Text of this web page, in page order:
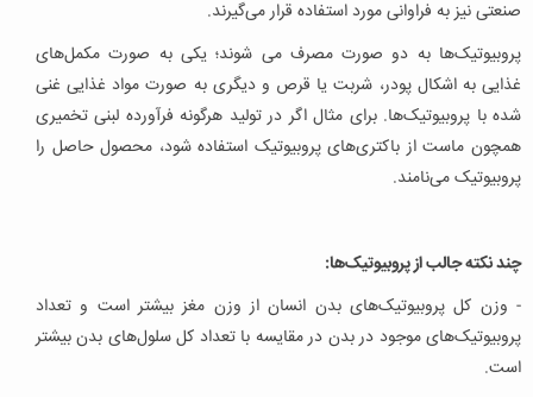
صنعتی نیز به فراوانی مورد استفاده قرار می‌گیرند.
پروبیوتیک‌ها به دو صورت مصرف می شوند؛ یکی به صورت مکمل‌های
غذایی به اشکال پودر، شربت یا قرص و دیگری به صورت مواد غذایی غنی
شده با پروبیوتیک‌ها. برای مثال اگر در تولید هرگونه فرآورده لبنی تخمیری
همچون ماست از باکتری‌های پروبیوتیک استفاده شود، محصول حاصل را
پروبیوتیک می‌نامند.
چند نکته جالب از پروبیوتیک‌ها:
- وزن کل پروبیوتیک‌های بدن انسان از وزن مغز بیشتر است و تعداد
پروبیوتیک‌های موجود در بدن در مقایسه با تعداد کل سلول‌های بدن بیشتر
است.